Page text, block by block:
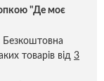
"Де моє
Безкоштовна
товарів від 3